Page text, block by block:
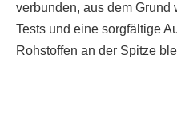
verbunden, aus dem
Tests und eine sorgfältige
Rohstoffen an der Spitze